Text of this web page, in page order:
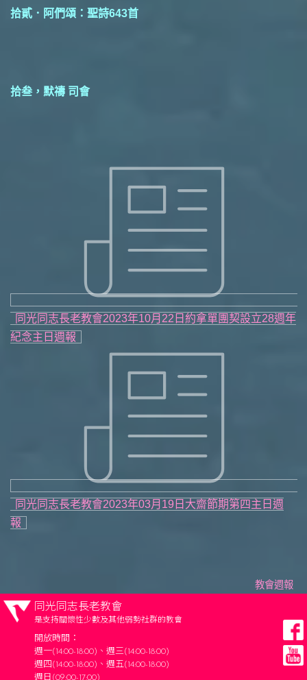
教會週報
拾貳．阿們頌：聖詩643首
拾叁，默禱 司會
同光同志長老教會2023年10月22日約拿單團契設立28週年
紀念主日週報
同光同志長老教會2023年03月19日大齋節期第四主日週
報
同光同志長老教會
是支持關懷性少數及其他弱勢社群的教會
開放時間：
週一(14:00-18:00)、週三(14:00-18:00)
週四(14:00-18:00)、週五(14:00-18:00)
週日(09:00-17:00)